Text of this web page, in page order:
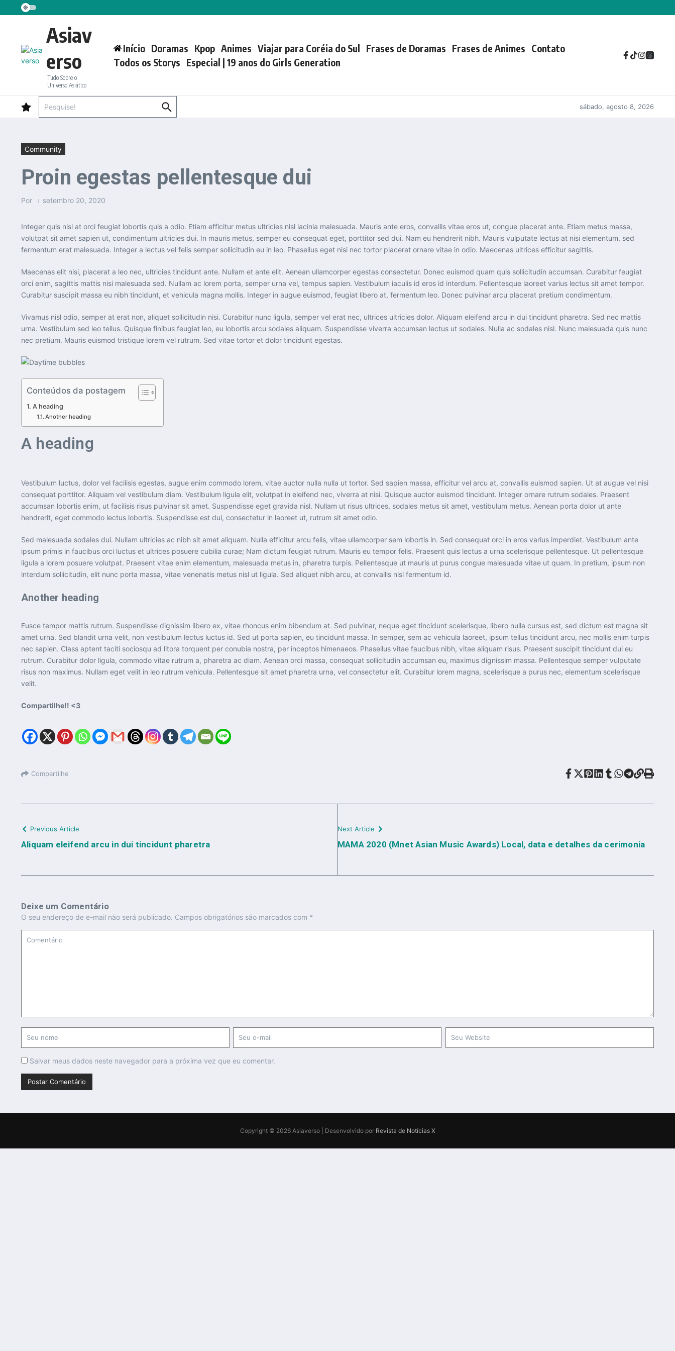
Ir para o conteúdo
Asiav
erso
Tudo Sobre o
Universo Asiático
Início Doramas Kpop Animes Viajar para Coréia do Sul Frases de Doramas Frases de Animes Contato
Todos os Storys Especial | 19 anos do Girls Generation
sábado, agosto 8, 2026
Community
Proin egestas pellentesque dui
Por setembro 20, 2020
Integer quis nisl at orci feugiat lobortis quis a odio. Etiam efficitur metus ultricies nisl lacinia malesuada. Mauris ante eros, convallis vitae eros ut, congue placerat ante. Etiam metus massa,
volutpat sit amet sapien ut, condimentum ultricies dui. In mauris metus, semper eu consequat eget, porttitor sed dui. Nam eu hendrerit nibh. Mauris vulputate lectus at nisi elementum, sed
fermentum erat malesuada. Integer a lectus vel felis semper sollicitudin eu in leo. Phasellus eget nisi nec tortor placerat ornare vitae in odio. Maecenas ultrices efficitur sagittis.
Maecenas elit nisi, placerat a leo nec, ultricies tincidunt ante. Nullam et ante elit. Aenean ullamcorper egestas consectetur. Donec euismod quam quis sollicitudin accumsan. Curabitur feugiat
orci enim, sagittis mattis nisi malesuada sed. Nullam ac lorem porta, semper urna vel, tempus sapien. Vestibulum iaculis id eros id interdum. Pellentesque laoreet varius lectus sit amet tempor.
Curabitur suscipit massa eu nibh tincidunt, et vehicula magna mollis. Integer in augue euismod, feugiat libero at, fermentum leo. Donec pulvinar arcu placerat pretium condimentum.
Vivamus nisl odio, semper at erat non, aliquet sollicitudin nisi. Curabitur nunc ligula, semper vel erat nec, ultrices ultricies dolor. Aliquam eleifend arcu in dui tincidunt pharetra. Sed nec mattis
urna. Vestibulum sed leo tellus. Quisque finibus feugiat leo, eu lobortis arcu sodales aliquam. Suspendisse viverra accumsan lectus ut sodales. Nulla ac sodales nisl. Nunc malesuada quis nunc
nec pretium. Mauris euismod tristique lorem vel rutrum. Sed vitae tortor et dolor tincidunt egestas.
Conteúdos da postagem
A heading
Another heading
A heading
Vestibulum luctus, dolor vel facilisis egestas, augue enim commodo lorem, vitae auctor nulla nulla ut tortor. Sed sapien massa, efficitur vel arcu at, convallis euismod sapien. Ut at augue vel nisi
consequat porttitor. Aliquam vel vestibulum diam. Vestibulum ligula elit, volutpat in eleifend nec, viverra at nisi. Quisque auctor euismod tincidunt. Integer ornare rutrum sodales. Praesent
accumsan lobortis enim, ut facilisis risus pulvinar sit amet. Suspendisse eget gravida nisl. Nullam ut risus ultrices, sodales metus sit amet, vestibulum metus. Aenean porta dolor ut ante
hendrerit, eget commodo lectus lobortis. Suspendisse est dui, consectetur in laoreet ut, rutrum sit amet odio.
Sed malesuada sodales dui. Nullam ultricies ac nibh sit amet aliquam. Nulla efficitur arcu felis, vitae ullamcorper sem lobortis in. Sed consequat orci in eros varius imperdiet. Vestibulum ante
ipsum primis in faucibus orci luctus et ultrices posuere cubilia curae; Nam dictum feugiat rutrum. Mauris eu tempor felis. Praesent quis lectus a urna scelerisque pellentesque. Ut pellentesque
ligula a lorem posuere volutpat. Praesent vitae enim elementum, malesuada metus in, pharetra turpis. Pellentesque ut mauris ut purus congue malesuada vitae ut quam. In pretium, ipsum non
interdum sollicitudin, elit nunc porta massa, vitae venenatis metus nisl ut ligula. Sed aliquet nibh arcu, at convallis nisl fermentum id.
Another heading
Fusce tempor mattis rutrum. Suspendisse dignissim libero ex, vitae rhoncus enim bibendum at. Sed pulvinar, neque eget tincidunt scelerisque, libero nulla cursus est, sed dictum est magna sit
amet urna. Sed blandit urna velit, non vestibulum lectus luctus id. Sed ut porta sapien, eu tincidunt massa. In semper, sem ac vehicula laoreet, ipsum tellus tincidunt arcu, nec mollis enim turpis
nec sapien. Class aptent taciti sociosqu ad litora torquent per conubia nostra, per inceptos himenaeos. Phasellus vitae faucibus nibh, vitae aliquam risus. Praesent suscipit tincidunt dui eu
rutrum. Curabitur dolor ligula, commodo vitae rutrum a, pharetra ac diam. Aenean orci massa, consequat sollicitudin accumsan eu, maximus dignissim massa. Pellentesque semper vulputate
risus non maximus. Nullam eget velit in leo rutrum vehicula. Pellentesque sit amet pharetra urna, vel consectetur elit. Curabitur lorem magna, scelerisque a purus nec, elementum scelerisque
velit.
Compartilhe!! <3
Compartilhe
Previous Article
Aliquam eleifend arcu in dui tincidunt pharetra
Next Article
MAMA 2020 (Mnet Asian Music Awards) Local, data e detalhes da cerimonia
Deixe um Comentário
O seu endereço de e-mail não será publicado. Campos obrigatórios são marcados com *
Salvar meus dados neste navegador para a próxima vez que eu comentar.
Copyright © 2026 Asiaverso | Desenvolvido por Revista de Notícias X